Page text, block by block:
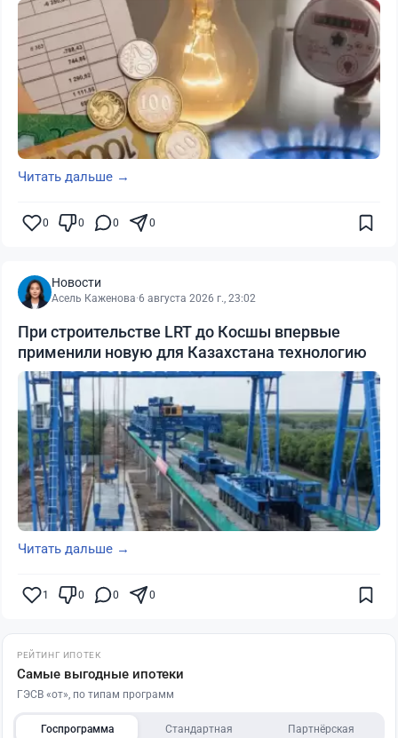
Читать дальше →
0 0 0 0
Новости
Асель Каженова·6 августа 2026 г., 23:02
При строительстве LRT до Косшы впервые
применили новую для Казахстана технологию
Читать дальше →
1 0 0 0
РЕЙТИНГ ИПОТЕК
Самые выгодные ипотеки
ГЭСВ «от», по типам программ
Госпрограмма Стандартная Партнёрская